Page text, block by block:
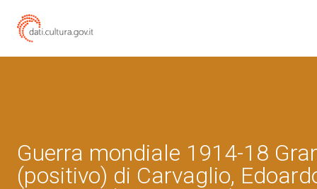
Guerra mondiale 1914-18
(positivo) di Carvaglio,